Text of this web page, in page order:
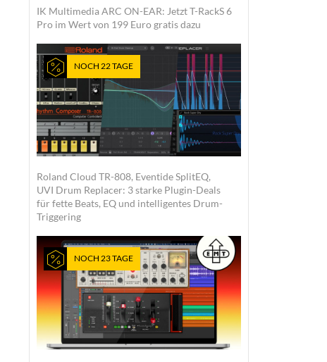
IK Multimedia ARC ON-EAR: Jetzt T-RackS 6
Pro im Wert von 199 Euro gratis dazu
NOCH 22 TAGE
Roland Cloud TR-808, Eventide SplitEQ,
UVI Drum Replacer: 3 starke Plugin-Deals
für fette Beats, EQ und intelligentes Drum-
Triggering
NOCH 23 TAGE